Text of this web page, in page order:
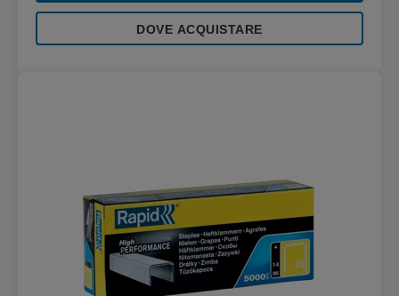
DOVE ACQUISTARE